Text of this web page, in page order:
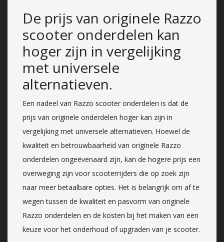
De prijs van originele Razzo
scooter onderdelen kan
hoger zijn in vergelijking
met universele
alternatieven.
Een nadeel van Razzo scooter onderdelen is dat de
prijs van originele onderdelen hoger kan zijn in
vergelijking met universele alternatieven. Hoewel de
kwaliteit en betrouwbaarheid van originele Razzo
onderdelen ongeëvenaard zijn, kan de hogere prijs een
overweging zijn voor scooterrijders die op zoek zijn
naar meer betaalbare opties. Het is belangrijk om af te
wegen tussen de kwaliteit en pasvorm van originele
Razzo onderdelen en de kosten bij het maken van een
keuze voor het onderhoud of upgraden van je scooter.